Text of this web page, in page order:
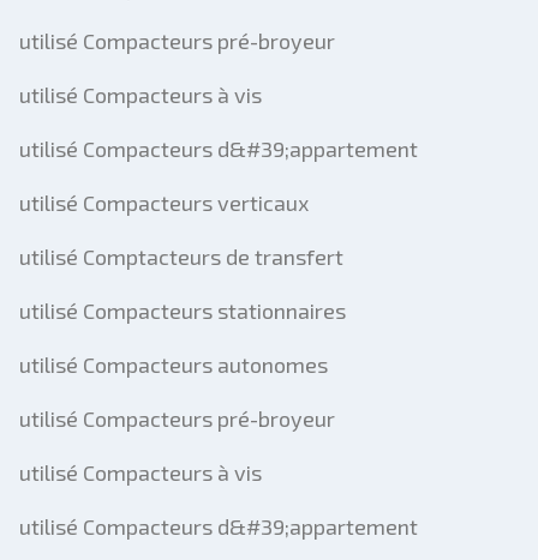
utilisé Compacteurs pré-broyeur
utilisé Compacteurs à vis
utilisé Compacteurs d&#39;appartement
utilisé Compacteurs verticaux
utilisé Comptacteurs de transfert
utilisé Compacteurs stationnaires
utilisé Compacteurs autonomes
utilisé Compacteurs pré-broyeur
utilisé Compacteurs à vis
utilisé Compacteurs d&#39;appartement